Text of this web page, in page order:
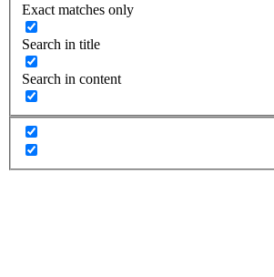
Exact matches only
Search in title
Search in content